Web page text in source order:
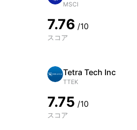
MSCI
7.76 /10
スコア
Tetra Tech Inc
TTEK
7.75 /10
スコア